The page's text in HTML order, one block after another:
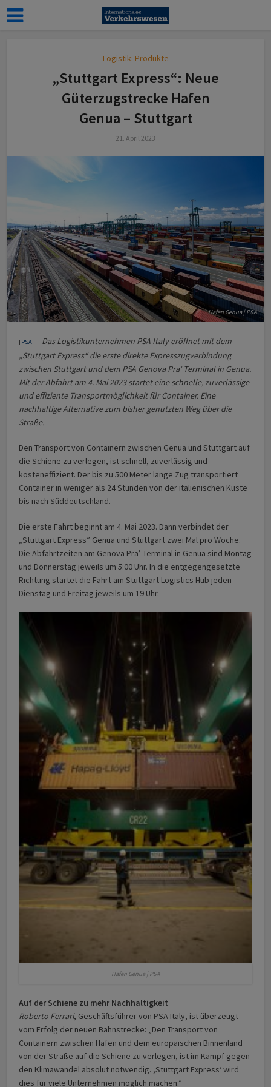
Logistik: Produkte
„Stuttgart Express“: Neue
Güterzugstrecke Hafen
Genua – Stuttgart
21. April 2023
Hafen Genua | PSA
[PSA] – Das Logistikunternehmen PSA Italy eröffnet mit dem
„Stuttgart Express“ die erste direkte Expresszugverbindung
zwischen Stuttgart und dem PSA Genova Pra‘ Terminal in Genua.
Mit der Abfahrt am 4. Mai 2023 startet eine schnelle, zuverlässige
und effiziente Transportmöglichkeit für Container. Eine
nachhaltige Alternative zum bisher genutzten Weg über die
Straße.
Den Transport von Containern zwischen Genua und Stuttgart auf
die Schiene zu verlegen, ist schnell, zuverlässig und
kosteneffizient. Der bis zu 500 Meter lange Zug transportiert
Container in weniger als 24 Stunden von der italienischen Küste
bis nach Süddeutschland.
Die erste Fahrt beginnt am 4. Mai 2023. Dann verbindet der
„Stuttgart Express” Genua und Stuttgart zwei Mal pro Woche.
Die Abfahrtzeiten am Genova Pra’ Terminal in Genua sind Montag
und Donnerstag jeweils um 5:00 Uhr. In die entgegengesetzte
Richtung startet die Fahrt am Stuttgart Logistics Hub jeden
Dienstag und Freitag jeweils um 19 Uhr.
Hafen Genua | PSA
Auf der Schiene zu mehr Nachhaltigkeit
Roberto Ferrari, Geschäftsführer von PSA Italy, ist überzeugt
vom Erfolg der neuen Bahnstrecke: „Den Transport von
Containern zwischen Häfen und dem europäischen Binnenland
von der Straße auf die Schiene zu verlegen, ist im Kampf gegen
den Klimawandel absolut notwendig. ,Stuttgart Express‘ wird
dies für viele Unternehmen möglich machen.”